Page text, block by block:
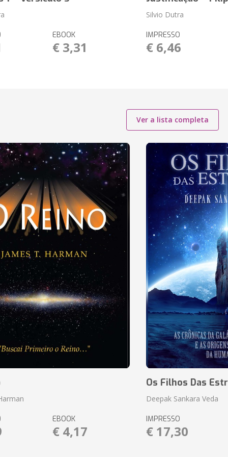
EBOOK
€ 3,31
Silvio Dutra
IMPRESSO
€ 6,46
Ver a lista completa
EBOOK
€ 4,17
Os Filhos Das
Deepak Sankara Veda
IMPRESSO
€ 17,30